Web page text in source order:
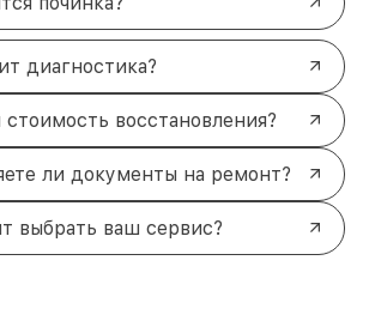
диагностика?
восстановления?
ли документы на ремонт?
выбрать ваш сервис?